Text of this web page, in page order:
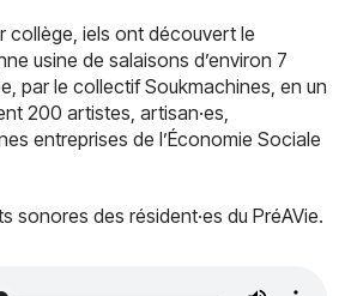
collège, iels ont découvert le
usine de salaisons d’environ 7
par le collectif Soukmachines, en un
200 artistes, artisan·es,
entreprises de l’Économie Sociale
sonores des résident·es du PréAVie.